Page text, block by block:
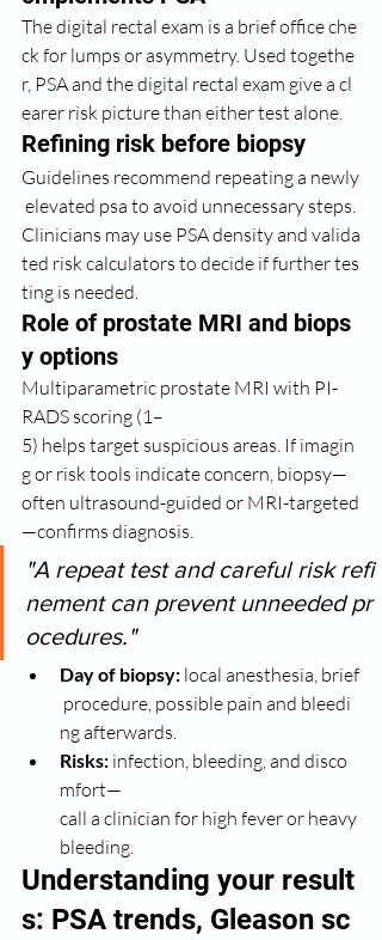
The digital rectal exam is a brief office che
ck for lumps or asymmetry. Used togethe
r, PSA and the digital rectal exam give a cl
earer risk picture than either test alone.
Refining risk before biopsy
Guidelines recommend repeating a newly
elevated psa to avoid unnecessary steps.
Clinicians may use PSA density and valida
ted risk calculators to decide if further tes
ting is needed.
Role of prostate MRI and biops
y options
Multiparametric prostate MRI with PI-
RADS scoring (1–
5) helps target suspicious areas. If imagin
g or risk tools indicate concern, biopsy—
often ultrasound-guided or MRI-targeted
—confirms diagnosis.
"A repeat test and careful risk refi
nement can prevent unneeded pr
ocedures."
Day of biopsy: local anesthesia, brief
procedure, possible pain and bleedi
ng afterwards.
Risks: infection, bleeding, and disco
mfort—
call a clinician for high fever or heavy
bleeding.
Understanding your result
s: PSA trends, Gleason sc